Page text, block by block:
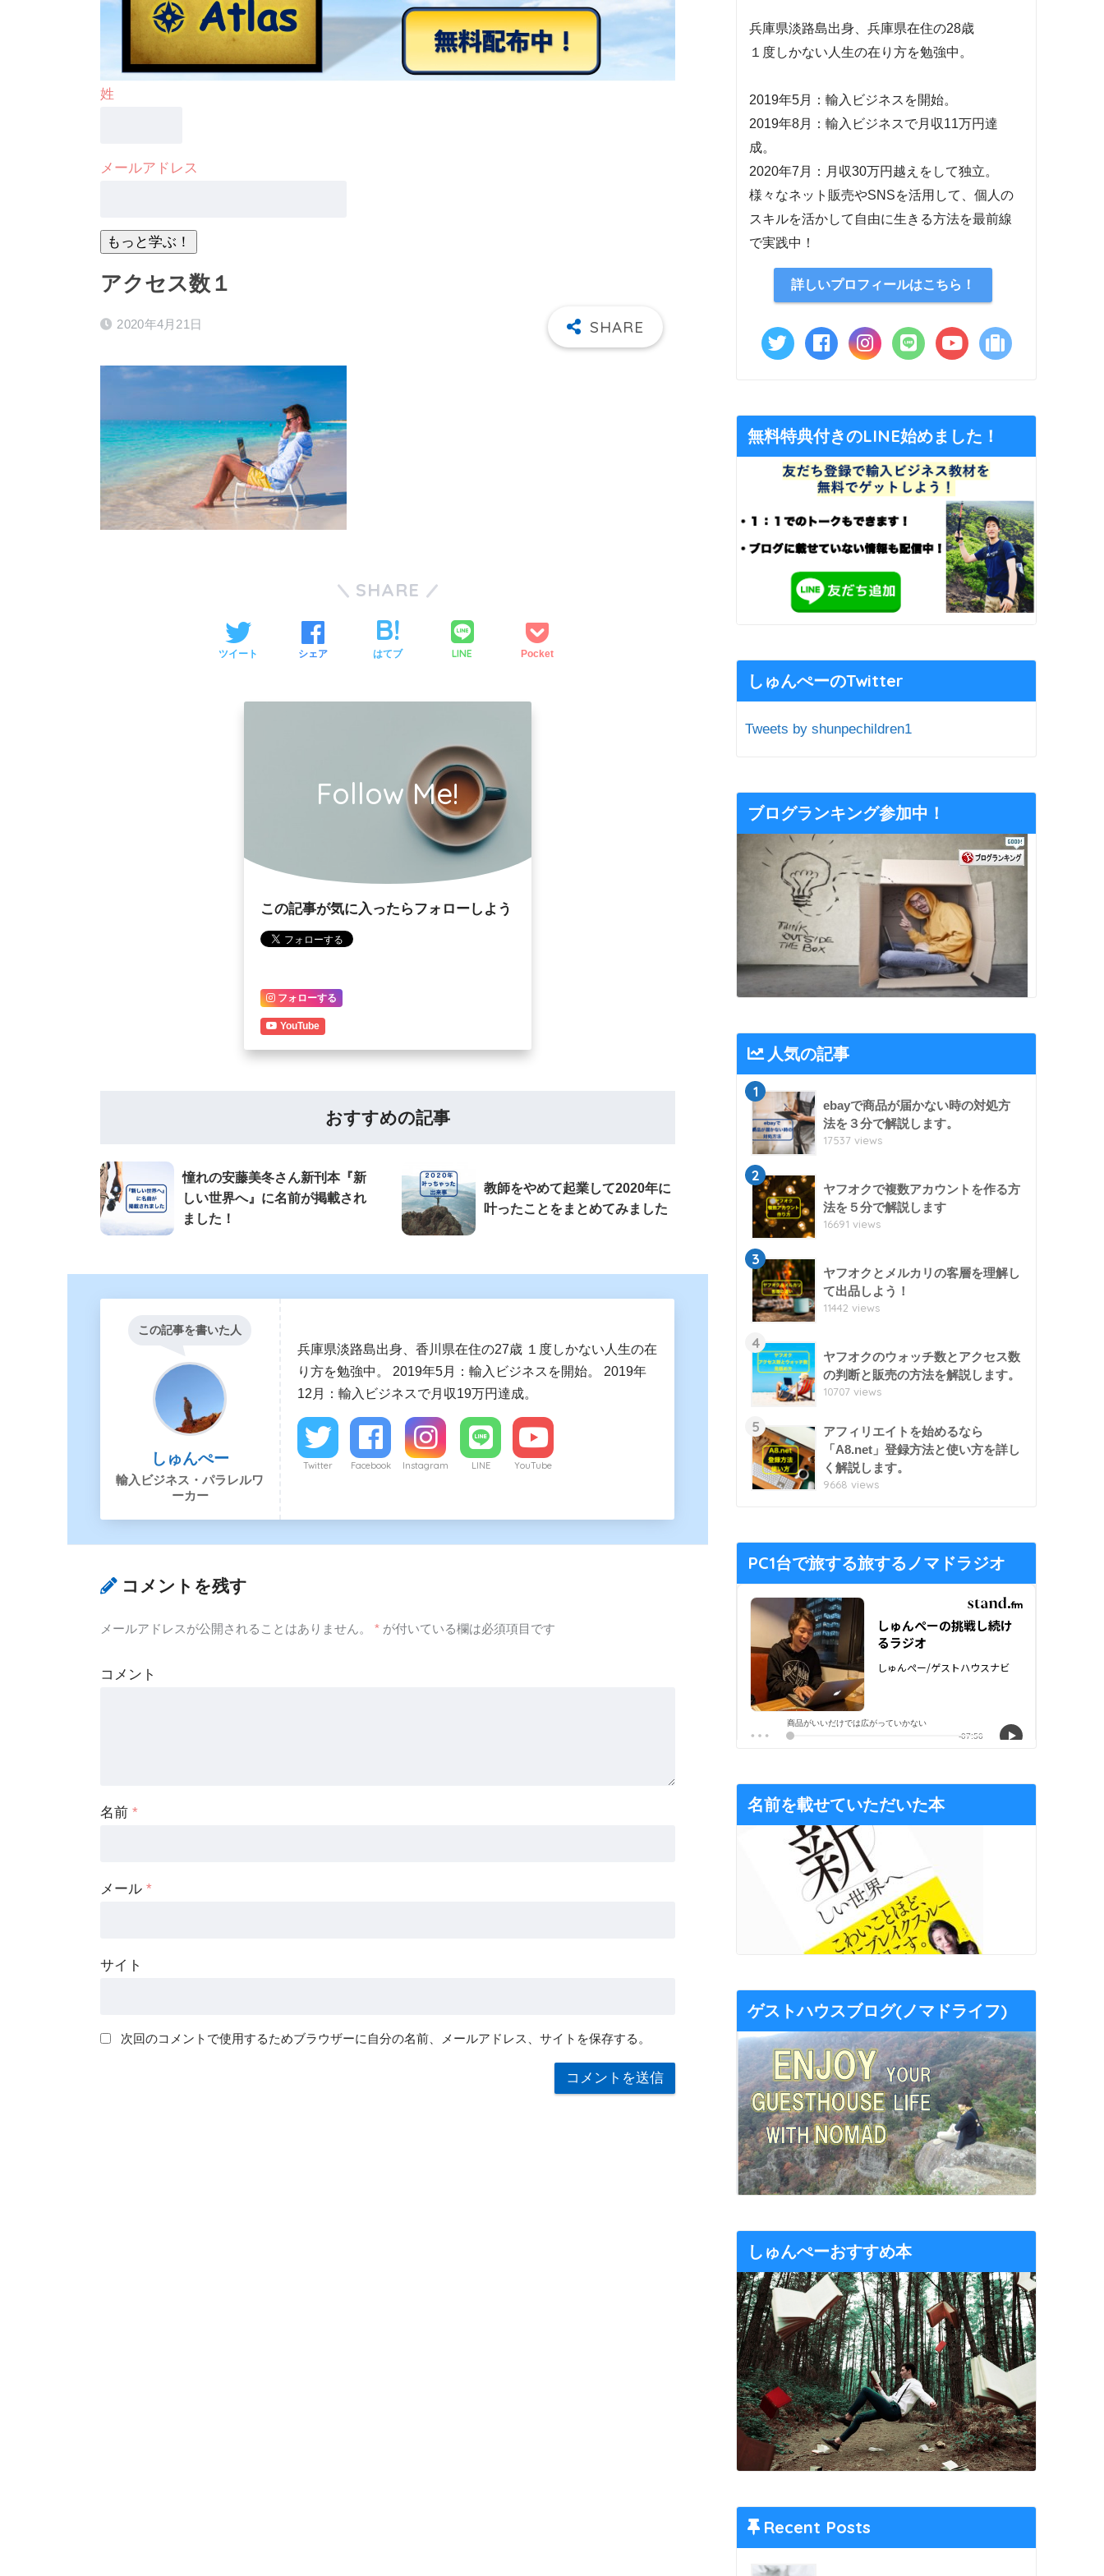
姓
メールアドレス
アクセス数１
2020年4月21日
SHARE
ツイート シェア はてブ LINE Pocket
Follow Me!
この記事が気に入ったらフォローしよう
フォローする
YouTube
おすすめの記事
憧れの安藤美冬さん新刊本『新
しい世界へ』に名前が掲載され
ました！
教師をやめて起業して2020年に
叶ったことをまとめてみました
この記事を書いた人
しゅんぺー
輸入ビジネス・パラレルワ
ーカー
兵庫県淡路島出身、香川県在住の27歳 １度しかない人生の在
り方を勉強中。 2019年5月：輸入ビジネスを開始。 2019年
12月：輸入ビジネスで月収19万円達成。
Twitter Facebook Instagram LINE YouTube
コメントを残す
メールアドレスが公開されることはありません。 * が付いている欄は必須項目です
コメント
名前 *
メール *
サイト
次回のコメントで使用するためブラウザーに自分の名前、メールアドレス、サイトを保存する。
兵庫県淡路島出身、兵庫県在住の28歳
１度しかない人生の在り方を勉強中。
2019年5月：輸入ビジネスを開始。
2019年8月：輸入ビジネスで月収11万円達
成。
2020年7月：月収30万円越えをして独立。
様々なネット販売やSNSを活用して、個人の
スキルを活かして自由に生きる方法を最前線
で実践中！
詳しいプロフィールはこちら！
無料特典付きのLINE始めました！
しゅんぺーのTwitter
Tweets by shunpechildren1
ブログランキング参加中！
人気の記事
1
ebayで商品が届かない時の対処方
法を３分で解説します。
17537 views
2
ヤフオクで複数アカウントを作る方
法を５分で解説します
16691 views
3
ヤフオクとメルカリの客層を理解し
て出品しよう！
11442 views
4
ヤフオクのウォッチ数とアクセス数
の判断と販売の方法を解説します。
10707 views
5
アフィリエイトを始めるなら
「A8.net」登録方法と使い方を詳し
く解説します。
9668 views
PC1台で旅する旅するノマドラジオ
名前を載せていただいた本
ゲストハウスブログ(ノマドライフ)
しゅんぺーおすすめ本
Recent Posts